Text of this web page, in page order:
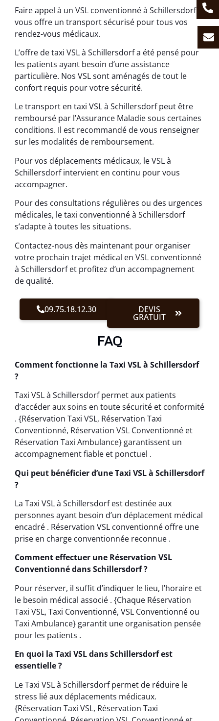
Faire appel à un VSL conventionné à Schillersdorf
vous offre un transport sécurisé pour tous vos
rendez-vous médicaux.
L’offre de taxi VSL à Schillersdorf a été pensé pour
les patients ayant besoin d’une assistance
particulière. Nos VSL sont aménagés de tout le
confort requis pour votre sécurité.
Le transport en taxi VSL à Schillersdorf peut être
remboursé par l’Assurance Maladie sous certaines
conditions. Il est recommandé de vous renseigner
sur les modalités de remboursement.
Pour vos déplacements médicaux, le VSL à
Schillersdorf intervient en continu pour vous
accompagner.
Pour des consultations régulières ou des urgences
médicales, le taxi conventionné à Schillersdorf
s’adapte à toutes les situations.
Contactez-nous dès maintenant pour organiser
votre prochain trajet médical en VSL conventionné
à Schillersdorf et profitez d’un accompagnement
de qualité.
09.75.18.12.30 DEVIS
GRATUIT
FAQ
Comment fonctionne la Taxi VSL à Schillersdorf
?
Taxi VSL à Schillersdorf permet aux patients
d’accéder aux soins en toute sécurité et conformité
. {Réservation Taxi VSL, Réservation Taxi
Conventionné, Réservation VSL Conventionné et
Réservation Taxi Ambulance} garantissent un
accompagnement fiable et ponctuel .
Qui peut bénéficier d’une Taxi VSL à Schillersdorf
?
La Taxi VSL à Schillersdorf est destinée aux
personnes ayant besoin d’un déplacement médical
encadré . Réservation VSL conventionné offre une
prise en charge conventionnée reconnue .
Comment effectuer une Réservation VSL
Conventionné dans Schillersdorf ?
Pour réserver, il suffit d’indiquer le lieu, l’horaire et
le besoin médical associé . {Chaque Réservation
Taxi VSL, Taxi Conventionné, VSL Conventionné ou
Taxi Ambulance} garantit une organisation pensée
pour les patients .
En quoi la Taxi VSL dans Schillersdorf est
essentielle ?
Le Taxi VSL à Schillersdorf permet de réduire le
stress lié aux déplacements médicaux.
{Réservation Taxi VSL, Réservation Taxi